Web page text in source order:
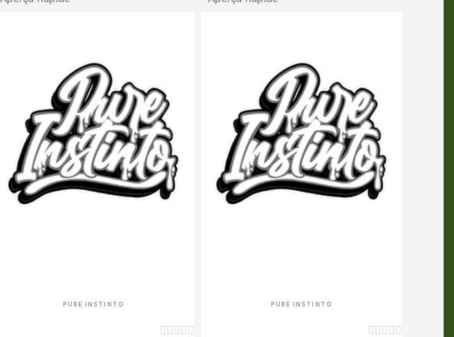
PURE INSTINTO
    
PURE INSTINTO
    